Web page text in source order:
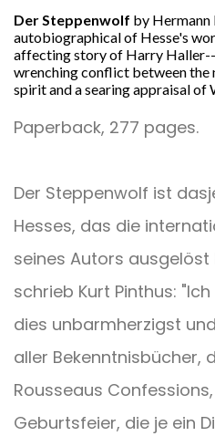
Der Steppenwolf by Hermann
autobiographical of Hesse's
affecting story of Harry
wrenching conflict between the
spirit and a searing appraisal of
Paperback, 277 pages.
Der Steppenwolf ist
Hesses, das die
seines Autors ausgelöst
schrieb Kurt Pinthus:
dies unbarmherzigst
aller Bekenntnisbücher,
Rousseaus
Geburtsfeier, die je ein